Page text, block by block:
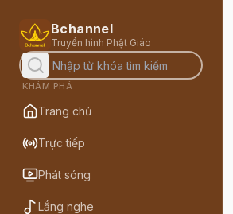
Bchannel
Truyền hình Phật Giáo
KHÁM PHÁ
Trang chủ
Trực tiếp
Phát sóng
Lắng nghe